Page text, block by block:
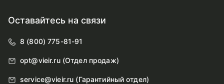
Оставайтесь на связи
8 (800) 775-81-91
opt@vieir.ru (Отдел продаж)
service@vieir.ru (Гарантийный отдел)